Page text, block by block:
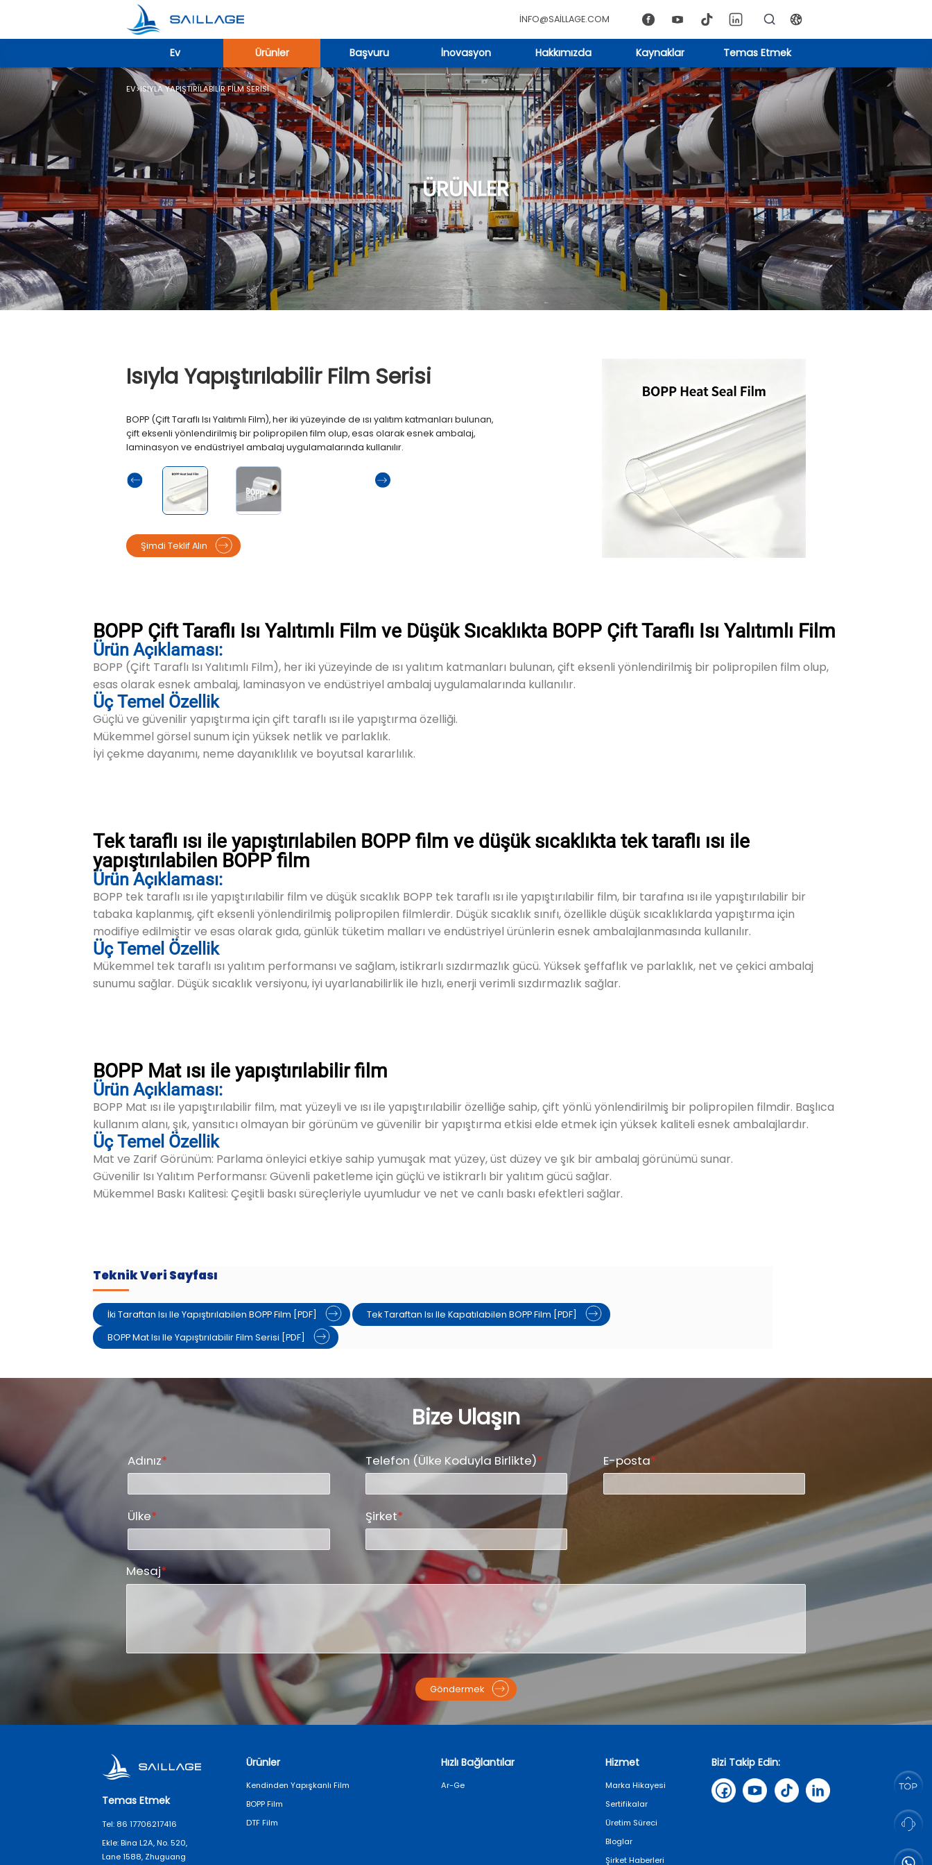
INFO@SAILLAGE.COM
Ev Ürünler Başvuru İnovasyon Hakkımızda Kaynaklar Temas Etmek
ÜRÜNLER
EV>ISIYLA YAPIŞTIRILABILIR FILM SERISI
Isıyla Yapıştırılabilir Film Serisi
BOPP (Çift Taraflı Isı Yalıtımlı Film), her iki yüzeyinde de ısı yalıtım katmanları bulunan,
çift eksenli yönlendirilmiş bir polipropilen film olup, esas olarak esnek ambalaj,
laminasyon ve endüstriyel ambalaj uygulamalarında kullanılır.
Şimdi Teklif Alın
BOPP Çift Taraflı Isı Yalıtımlı Film ve Düşük Sıcaklıkta BOPP Çift Taraflı Isı Yalıtımlı Film
Ürün Açıklaması:
BOPP (Çift Taraflı Isı Yalıtımlı Film), her iki yüzeyinde de ısı yalıtım katmanları bulunan, çift eksenli yönlendirilmiş bir polipropilen film olup,
esas olarak esnek ambalaj, laminasyon ve endüstriyel ambalaj uygulamalarında kullanılır.
Üç Temel Özellik
Güçlü ve güvenilir yapıştırma için çift taraflı ısı ile yapıştırma özelliği.
Mükemmel görsel sunum için yüksek netlik ve parlaklık.
İyi çekme dayanımı, neme dayanıklılık ve boyutsal kararlılık.
Tek taraflı ısı ile yapıştırılabilen BOPP film ve düşük sıcaklıkta tek taraflı ısı ile
yapıştırılabilen BOPP film
Ürün Açıklaması:
BOPP tek taraflı ısı ile yapıştırılabilir film ve düşük sıcaklık BOPP tek taraflı ısı ile yapıştırılabilir film, bir tarafına ısı ile yapıştırılabilir bir
tabaka kaplanmış, çift eksenli yönlendirilmiş polipropilen filmlerdir. Düşük sıcaklık sınıfı, özellikle düşük sıcaklıklarda yapıştırma için
modifiye edilmiştir ve esas olarak gıda, günlük tüketim malları ve endüstriyel ürünlerin esnek ambalajlanmasında kullanılır.
Üç Temel Özellik
Mükemmel tek taraflı ısı yalıtım performansı ve sağlam, istikrarlı sızdırmazlık gücü. Yüksek şeffaflık ve parlaklık, net ve çekici ambalaj
sunumu sağlar. Düşük sıcaklık versiyonu, iyi uyarlanabilirlik ile hızlı, enerji verimli sızdırmazlık sağlar.
BOPP Mat ısı ile yapıştırılabilir film
Ürün Açıklaması:
BOPP Mat ısı ile yapıştırılabilir film, mat yüzeyli ve ısı ile yapıştırılabilir özelliğe sahip, çift yönlü yönlendirilmiş bir polipropilen filmdir. Başlıca
kullanım alanı, şık, yansıtıcı olmayan bir görünüm ve güvenilir bir yapıştırma etkisi elde etmek için yüksek kaliteli esnek ambalajlardır.
Üç Temel Özellik
Mat ve Zarif Görünüm: Parlama önleyici etkiye sahip yumuşak mat yüzey, üst düzey ve şık bir ambalaj görünümü sunar.
Güvenilir Isı Yalıtım Performansı: Güvenli paketleme için güçlü ve istikrarlı bir yalıtım gücü sağlar.
Mükemmel Baskı Kalitesi: Çeşitli baskı süreçleriyle uyumludur ve net ve canlı baskı efektleri sağlar.
Teknik Veri Sayfası
İki Taraftan Isı Ile Yapıştırılabilen BOPP Film [PDF]
Tek Taraftan Isı Ile Kapatılabilen BOPP Film [PDF]
BOPP Mat Isı Ile Yapıştırılabilir Film Serisi [PDF]
Bize Ulaşın
Adınız* Telefon (Ülke Koduyla Birlikte)* E-posta*
Ülke* Şirket*
Mesaj*
Göndermek
Temas Etmek
Tel: 86 17706217416
Ekle: Bina L2A, No. 520,
Lane 1588, Zhuguang
Ürünler
Kendinden Yapışkanlı Film
BOPP Film
DTF Film
Hızlı Bağlantılar
Ar-Ge
Hizmet
Marka Hikayesi
Sertifikalar
Üretim Süreci
Bloglar
Şirket Haberleri
Bizi Takip Edin: